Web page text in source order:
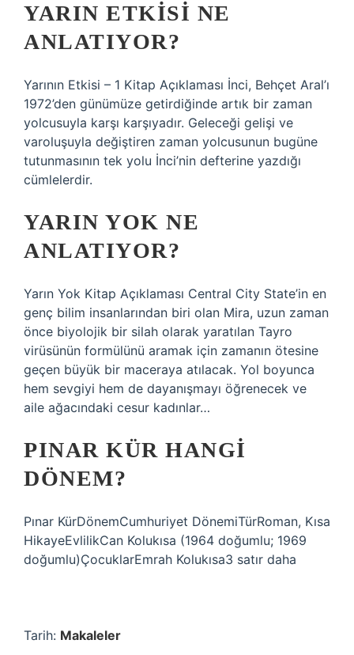
YARIN ETKISI NE
ANLATIYOR?
Yarının Etkisi – 1 Kitap Açıklaması İnci, Behçet Aral’ı
1972’den günümüze getirdiğinde artık bir zaman
yolcusuyla karşı karşıyadır. Geleceği gelişi ve
varoluşuyla değiştiren zaman yolcusunun bugüne
tutunmasının tek yolu İnci’nin defterine yazdığı
cümlelerdir.
YARIN YOK NE
ANLATIYOR?
Yarın Yok Kitap Açıklaması Central City State’in en
genç bilim insanlarından biri olan Mira, uzun zaman
önce biyolojik bir silah olarak yaratılan Tayro
virüsünün formülünü aramak için zamanın ötesine
geçen büyük bir maceraya atılacak. Yol boyunca
hem sevgiyi hem de dayanışmayı öğrenecek ve
aile ağacındaki cesur kadınlar…
PINAR KÜR HANGI
DÖNEM?
Pınar KürDönemCumhuriyet DönemiTürRoman, Kısa
HikayeEvlilikCan Kolukısa (1964 doğumlu; 1969
doğumlu)ÇocuklarEmrah Kolukısa3 satır daha
Tarih: Makaleler